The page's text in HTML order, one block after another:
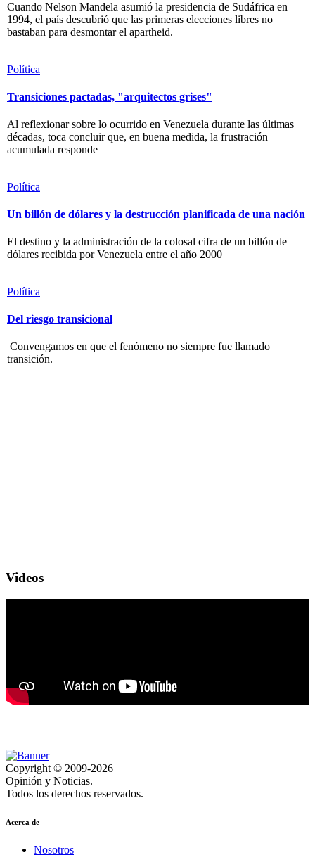
Cuando Nelson Mandela asumió la presidencia de Sudáfrica en
1994, el país descubrió que las primeras elecciones libres no
bastaban para desmontar el apartheid.
Política
Transiciones pactadas, "arquitectos grises"
Al reflexionar sobre lo ocurrido en Venezuela durante las últimas
décadas, toca concluir que, en buena medida, la frustración
acumulada responde
Política
Un billón de dólares y la destrucción planificada de una nación
El destino y la administración de la colosal cifra de un billón de
dólares recibida por Venezuela entre el año 2000
Política
Del riesgo transicional
Convengamos en que el fenómeno no siempre fue llamado
transición.
Videos
Copyright © 2009-2026
Opinión y Noticias.
Todos los derechos reservados.
Acerca de
Nosotros